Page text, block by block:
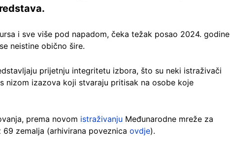
i sve više pod napadom, čeka težak posao 2024. godine
neistine obično šire.
prijetnju integritetu izbora, što su neki istraživači
nizom izazova koji stvaraju pritisak na osobe koje
prema novom istraživanju Međunarodne mreže za
zemalja (arhivirana poveznica ovdje).